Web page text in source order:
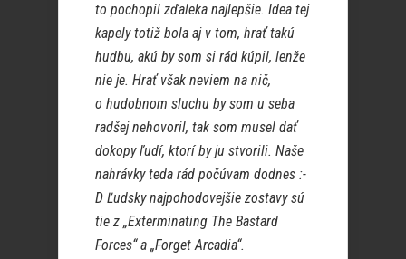
to pochopil zďaleka najlepšie. Idea tej
kapely totiž bola aj v tom, hrať takú
hudbu, akú by som si rád kúpil, lenže
nie je. Hrať však neviem na nič,
o hudobnom sluchu by som u seba
radšej nehovoril, tak som musel dať
dokopy ľudí, ktorí by ju stvorili. Naše
nahrávky teda rád počúvam dodnes :-
D Ľudsky najpohodovejšie zostavy sú
tie z „Exterminating The Bastard
Forces“ a „Forget Arcadia“.